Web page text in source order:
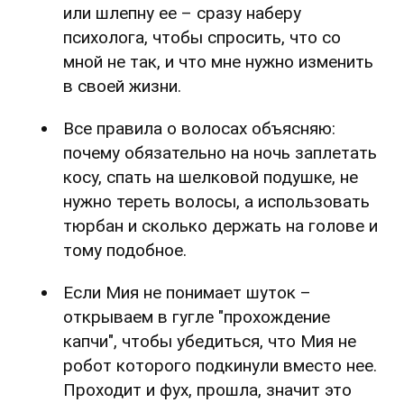
или шлепну ее – сразу наберу
психолога, чтобы спросить, что со
мной не так, и что мне нужно изменить
в своей жизни.
Все правила о волосах объясняю:
почему обязательно на ночь заплетать
косу, спать на шелковой подушке, не
нужно тереть волосы, а использовать
тюрбан и сколько держать на голове и
тому подобное.
Если Мия не понимает шуток –
открываем в гугле "прохождение
капчи", чтобы убедиться, что Мия не
робот которого подкинули вместо нее.
Проходит и фух, прошла, значит это